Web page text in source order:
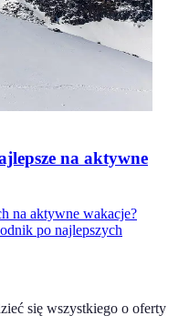
na aktywne
na aktywne wakacje?
po najlepszych
się wszystkiego o oferty